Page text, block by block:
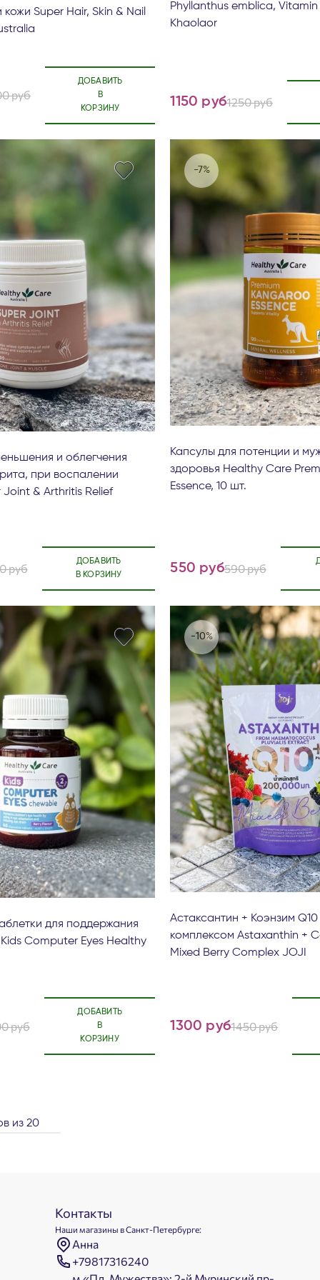
кожи Super Hair, Skin & Nail
руб
ДОБАВИТЬ
В
КОРЗИНУ
Phyllanthus emblica, Vitamin
Khaolaor
1150 руб1250 руб
и облегчения
при воспалении
Joint & Arthritis Relief
руб
ДОБАВИТЬ
В КОРЗИНУ
-7%
Капсулы для потенции и
здоровья Healthy Care
Essence, 10 шт.
550 руб590 руб
для поддержания
Computer Eyes Healthy
руб
ДОБАВИТЬ
В
КОРЗИНУ
-10%
Астаксантин + Коэнзим
комплексом Astaxanthin +
Mixed Berry Complex JOJI
1300 руб1450 руб
из 20
Контакты
Наши магазины в Санкт-Петербурге:
Анна
+79817316240